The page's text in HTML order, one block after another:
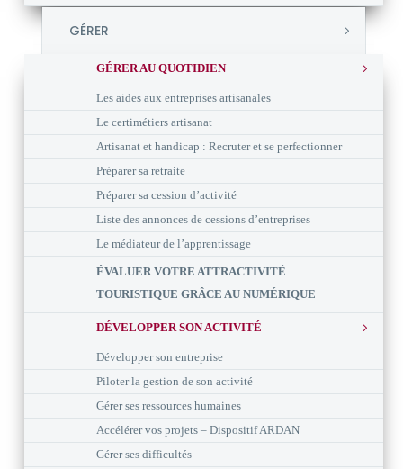
GÉRER
GÉRER AU QUOTIDIEN
Les aides aux entreprises artisanales
Le certimétiers artisanat
Artisanat et handicap : Recruter et se perfectionner
Préparer sa retraite
Préparer sa cession d’activité
Liste des annonces de cessions d’entreprises
Le médiateur de l’apprentissage
ÉVALUER VOTRE ATTRACTIVITÉ
TOURISTIQUE GRÂCE AU NUMÉRIQUE
DÉVELOPPER SON ACTIVITÉ
Développer son entreprise
Piloter la gestion de son activité
Gérer ses ressources humaines
Accélérer vos projets – Dispositif ARDAN
Gérer ses difficultés